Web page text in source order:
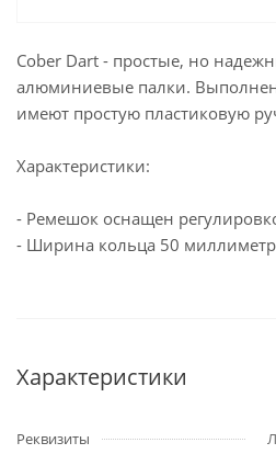
Cober Dart - простые, но
алюминиевые палки.
имеют простую пластиковую
Характеристики:
- Ремешок оснащен
- Ширина кольца 50
Характеристики
Реквизиты